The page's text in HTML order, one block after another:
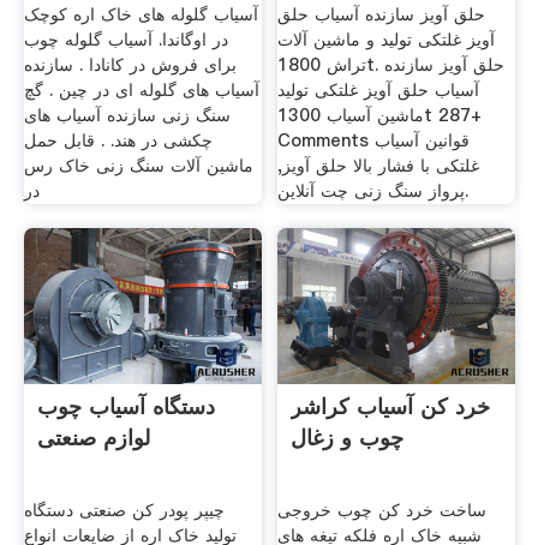
آسیاب گلوله های خاک اره کوچک
در اوگاندا. آسیاب گلوله چوب
برای فروش در کانادا . سازنده
آسیاب های گلوله ای در چین . گچ
سنگ زنی سازنده آسیاب های
چکشی در هند. . قابل حمل
ماشین آلات سنگ زنی خاک رس
در
حلق آویز سازنده آسیاب حلق
آویز غلتکی تولید و ماشین آلات
تراش 1800t. حلق آویز سازنده
آسیاب حلق آویز غلتکی تولید
ماشین آسیاب 1300t 287+
Comments قوانین آسیاب
غلتکی با فشار بالا حلق آویز,
پرواز سنگ زنی چت آنلاین.
دستگاه آسیاب چوب
لوازم صنعتی
چیپر پودر کن صنعتی دستگاه
تولید خاک اره از ضایعات انواع
خرد کن آسیاب کراشر
چوب و زغال
ساخت خرد کن چوب خروجی
شبیه خاک اره فلکه تیغه های